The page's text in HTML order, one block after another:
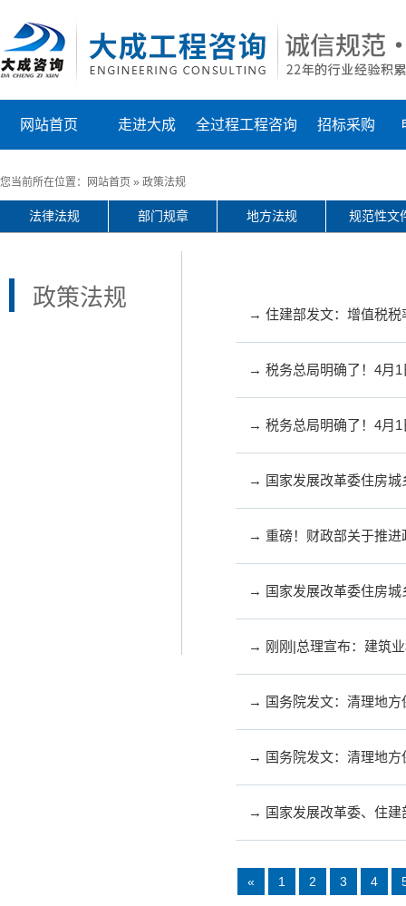
网站首页 走进大成 全过程工程咨询 招标采购
您当前所在位置： 网站首页 » 政策法规
法律法规 部门规章 地方法规 规范性文
政策法规
→ 住建部发文：增值税税
→ 税务总局明确了！4月
→ 税务总局明确了！4月
→ 国家发展改革委住房城
→ 重磅！财政部关于推进
→ 国家发展改革委住房城
→ 刚刚|总理宣布：建筑
→ 国务院发文：清理地方
→ 国务院发文：清理地方
→ 国家发展改革委、住建
« 1 2 3 4